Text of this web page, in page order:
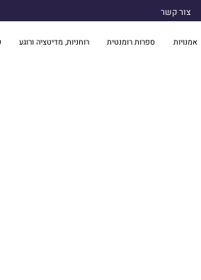
צור קשר
אמנויות ספרות רומנטית רוחניות, מדיטציה ורוגע